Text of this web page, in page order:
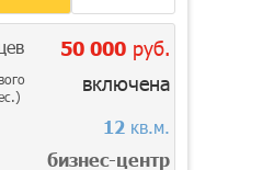
50 000руб.
включена
12кв.м.
бизнес-центр